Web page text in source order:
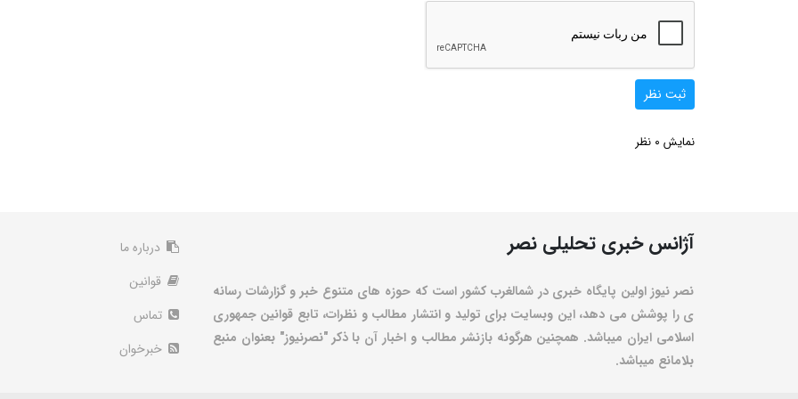
ثبت نظر
نمایش 0 نظر
آژانس خبری تحلیلی نصر
نصر نیوز اولین پایگاه خبری در شمالغرب کشور است که حوزه های متنوع خبر و گزارشات رسانه
ی را پوشش می دهد، این وبسایت برای تولید و انتشار مطالب و نظرات، تابع قوانین جمهوری
اسلامی ایران میباشد. همچنین هرگونه بازنشر مطالب و اخبار آن با ذکر "نصرنیوز" بعنوان منبع
بلامانع میباشد.
درباره ما
قوانین
تماس
خبرخوان